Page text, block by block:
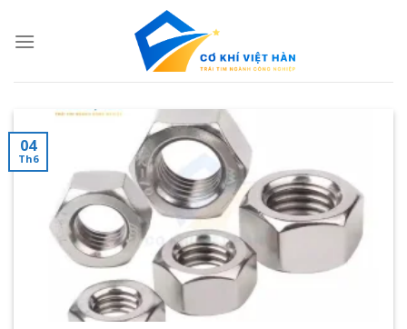
04
Th6